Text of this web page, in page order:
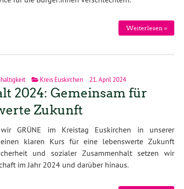
Weiterlesen »
Kreis Euskirchen 21. April 2024
2024: Gemeinsam für
Zukunft
GRÜNE im Kreistag Euskirchen in unserer
klaren Kurs für eine lebenswerte Zukunft
und sozialer Zusammenhalt setzen wir
im Jahr 2024 und darüber hinaus.